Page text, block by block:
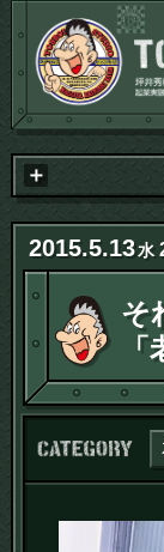
2015.5.13水
そ
カ